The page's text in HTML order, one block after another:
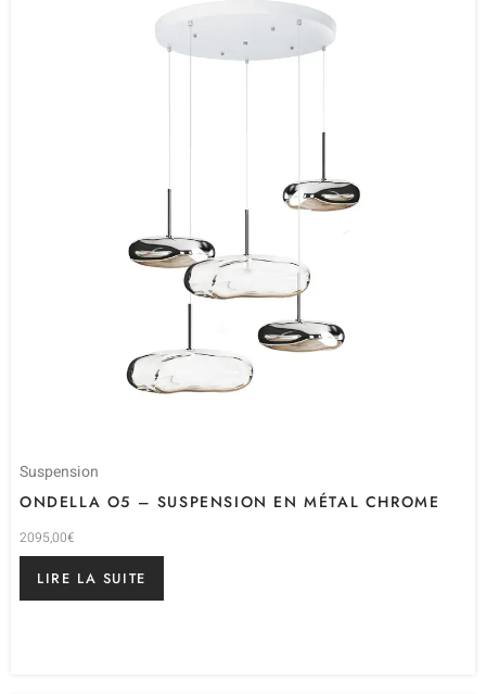
Suspension
ONDELLA O5 – SUSPENSION EN MÉTAL CHROME
2095,00€
LIRE LA SUITE